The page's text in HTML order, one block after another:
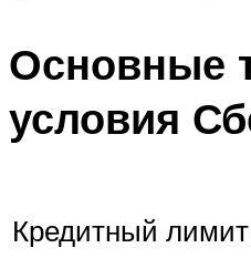
Основные
условия
Кредитный лимит